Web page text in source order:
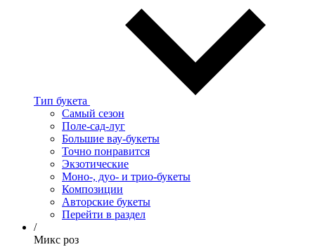
Тип букета
Самый сезон
Поле-сад-луг
Большие вау-букеты
Точно понравится
Экзотические
Моно-, дуо- и трио-букеты
Композиции
Авторские букеты
Перейти в раздел
/
Микс роз